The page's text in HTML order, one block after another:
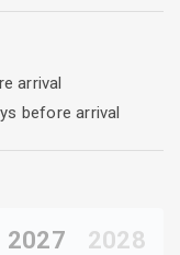
arrival
before arrival
2027 2028